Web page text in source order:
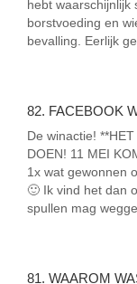
hebt waarschijnlijk
borstvoeding en
bevalling. Eerlijk
82. FACEBOOK
De winactie!
DOEN! 11 MEI
1x wat gewonnen
🙂 Ik vind het dan
spullen mag
81. WAAROM